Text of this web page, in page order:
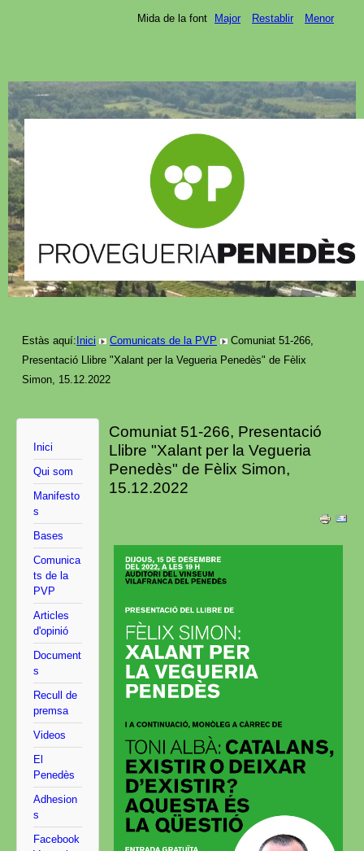
Mida de la font Major Restablir Menor
Estàs aquí:Inici Comunicats de la PVP
Comuniat 51-266,
Presentació Llibre "Xalant per la Vegueria Penedès" de Fèlix
Simon, 15.12.2022
Inici
Qui som
Manifesto
s
Bases
Comunica
ts de la
PVP
Articles
d'opinió
Document
s
Recull de
premsa
Videos
El
Penedès
Adhesion
s
Facebook
Comuniat 51-266, Presentació
Llibre "Xalant per la Vegueria
Penedès" de Fèlix Simon,
15.12.2022